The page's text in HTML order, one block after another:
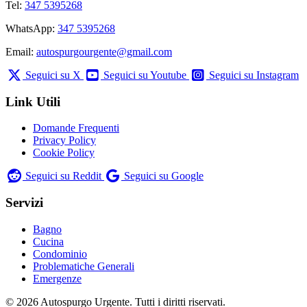
Tel: 347 5395268
WhatsApp: 347 5395268
Email: autospurgourgente@gmail.com
Seguici su X
Seguici su Youtube Seguici su Instagram
Link Utili
Domande Frequenti
Privacy Policy
Cookie Policy
Seguici su Reddit
Seguici su Google
Servizi
Bagno
Cucina
Condominio
Problematiche Generali
Emergenze
© 2026 Autospurgo Urgente. Tutti i diritti riservati.